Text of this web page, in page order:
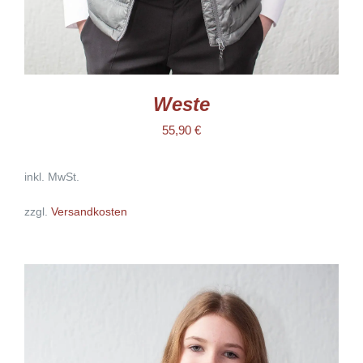
GEWÄHLT
WERDEN
Weste
55,90 €
inkl. MwSt.
zzgl. Versandkosten